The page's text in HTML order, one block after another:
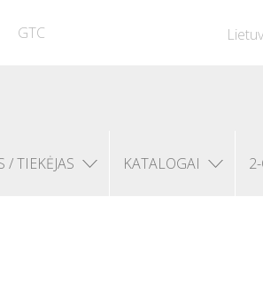
GTC
/ TIEKĖJAS KATALOGAI